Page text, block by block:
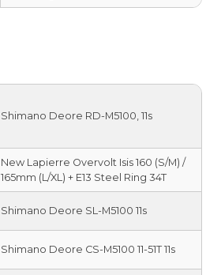
Shimano Deore RD-M5100, 11s
New Lapierre Overvolt Isis 160 (S/M) /
165mm (L/XL) + E13 Steel Ring 34T
Shimano Deore SL-M5100 11s
Shimano Deore CS-M5100 11-51T 11s